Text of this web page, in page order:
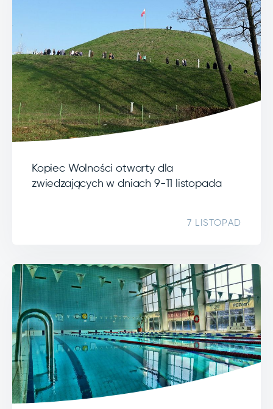
Kopiec Wolności otwarty dla
zwiedzających w dniach 9-11 listopada
7 LISTOPAD